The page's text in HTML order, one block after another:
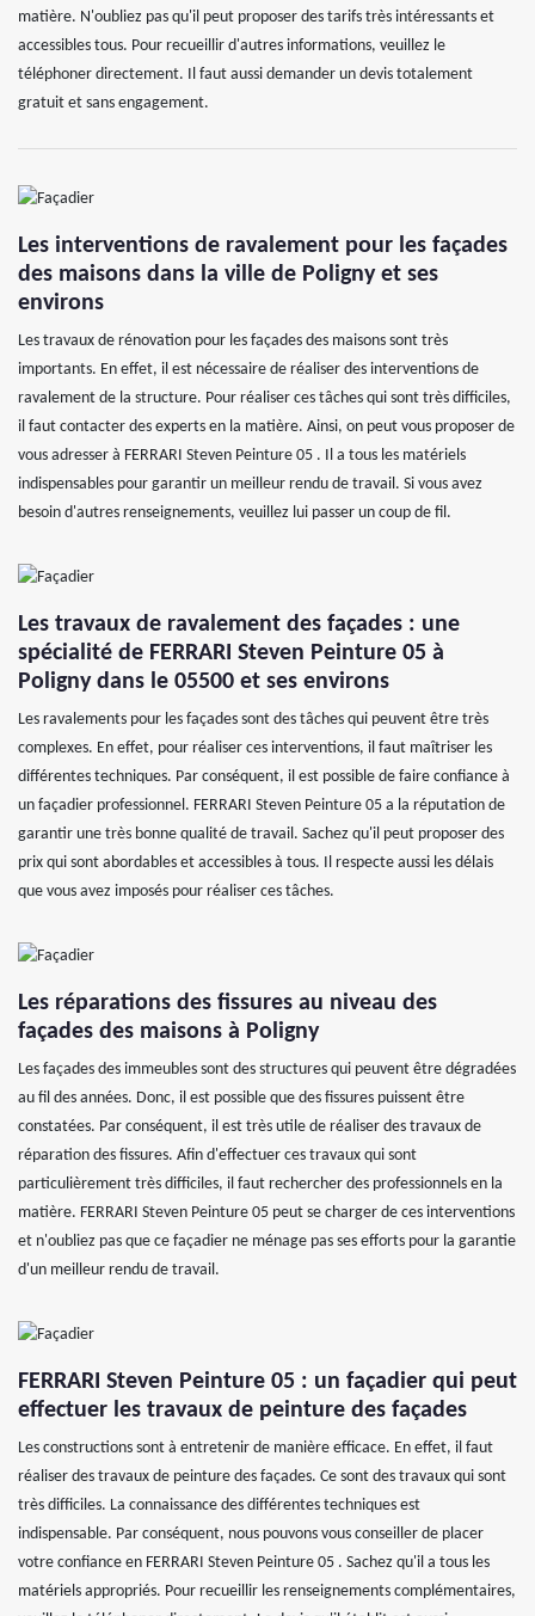
matière. N'oubliez pas qu'il peut proposer des tarifs très intéressants et
accessibles tous. Pour recueillir d'autres informations, veuillez le
téléphoner directement. Il faut aussi demander un devis totalement
gratuit et sans engagement.
Les interventions de ravalement pour les façades
des maisons dans la ville de Poligny et ses
environs
Les travaux de rénovation pour les façades des maisons sont très
importants. En effet, il est nécessaire de réaliser des interventions de
ravalement de la structure. Pour réaliser ces tâches qui sont très difficiles,
il faut contacter des experts en la matière. Ainsi, on peut vous proposer de
vous adresser à FERRARI Steven Peinture 05 . Il a tous les matériels
indispensables pour garantir un meilleur rendu de travail. Si vous avez
besoin d'autres renseignements, veuillez lui passer un coup de fil.
Les travaux de ravalement des façades : une
spécialité de FERRARI Steven Peinture 05 à
Poligny dans le 05500 et ses environs
Les ravalements pour les façades sont des tâches qui peuvent être très
complexes. En effet, pour réaliser ces interventions, il faut maîtriser les
différentes techniques. Par conséquent, il est possible de faire confiance à
un façadier professionnel. FERRARI Steven Peinture 05 a la réputation de
garantir une très bonne qualité de travail. Sachez qu'il peut proposer des
prix qui sont abordables et accessibles à tous. Il respecte aussi les délais
que vous avez imposés pour réaliser ces tâches.
Les réparations des fissures au niveau des
façades des maisons à Poligny
Les façades des immeubles sont des structures qui peuvent être dégradées
au fil des années. Donc, il est possible que des fissures puissent être
constatées. Par conséquent, il est très utile de réaliser des travaux de
réparation des fissures. Afin d'effectuer ces travaux qui sont
particulièrement très difficiles, il faut rechercher des professionnels en la
matière. FERRARI Steven Peinture 05 peut se charger de ces interventions
et n'oubliez pas que ce façadier ne ménage pas ses efforts pour la garantie
d'un meilleur rendu de travail.
FERRARI Steven Peinture 05 : un façadier qui peut
effectuer les travaux de peinture des façades
Les constructions sont à entretenir de manière efficace. En effet, il faut
réaliser des travaux de peinture des façades. Ce sont des travaux qui sont
très difficiles. La connaissance des différentes techniques est
indispensable. Par conséquent, nous pouvons vous conseiller de placer
votre confiance en FERRARI Steven Peinture 05 . Sachez qu'il a tous les
matériels appropriés. Pour recueillir les renseignements complémentaires,